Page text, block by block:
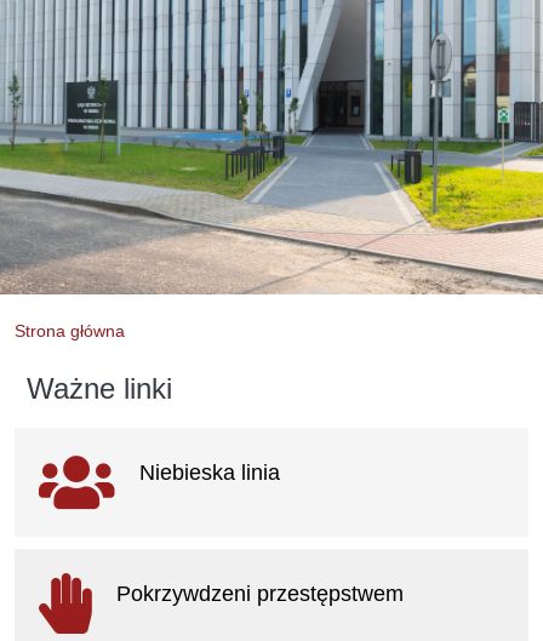
Strona główna
Ważne linki
Ważne
linki
Niebieska linia
nowym
Pokrzywdzeni przestępstwem